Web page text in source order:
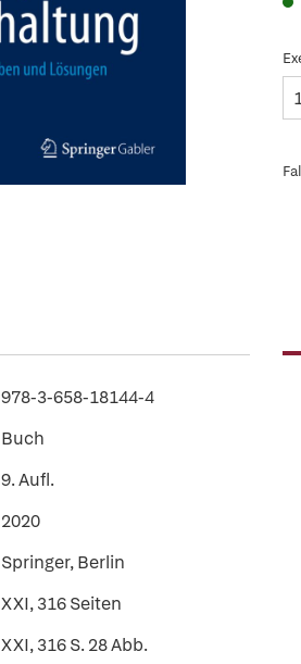
978-3-658-18144-4
Buch
9. Aufl.
2020
Springer, Berlin
XXI, 316 Seiten
XXI, 316 S. 28 Abb.